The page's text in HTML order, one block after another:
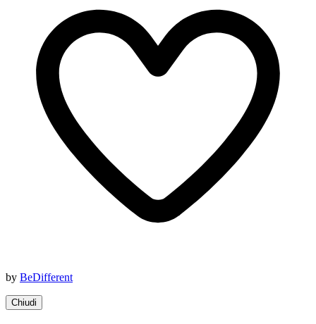
by BeDifferent
Chiudi